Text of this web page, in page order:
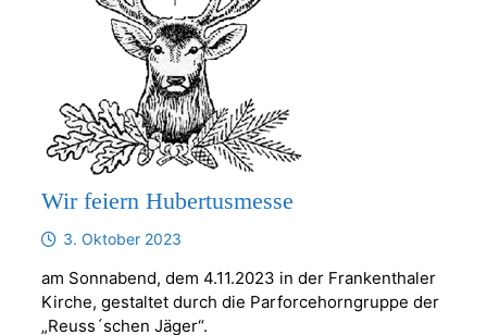
Wir feiern Hubertusmesse
3. Oktober 2023
am Sonnabend, dem 4.11.2023 in der Frankenthaler
Kirche, gestaltet durch die Parforcehorngruppe der
„Reuss´schen Jäger“.